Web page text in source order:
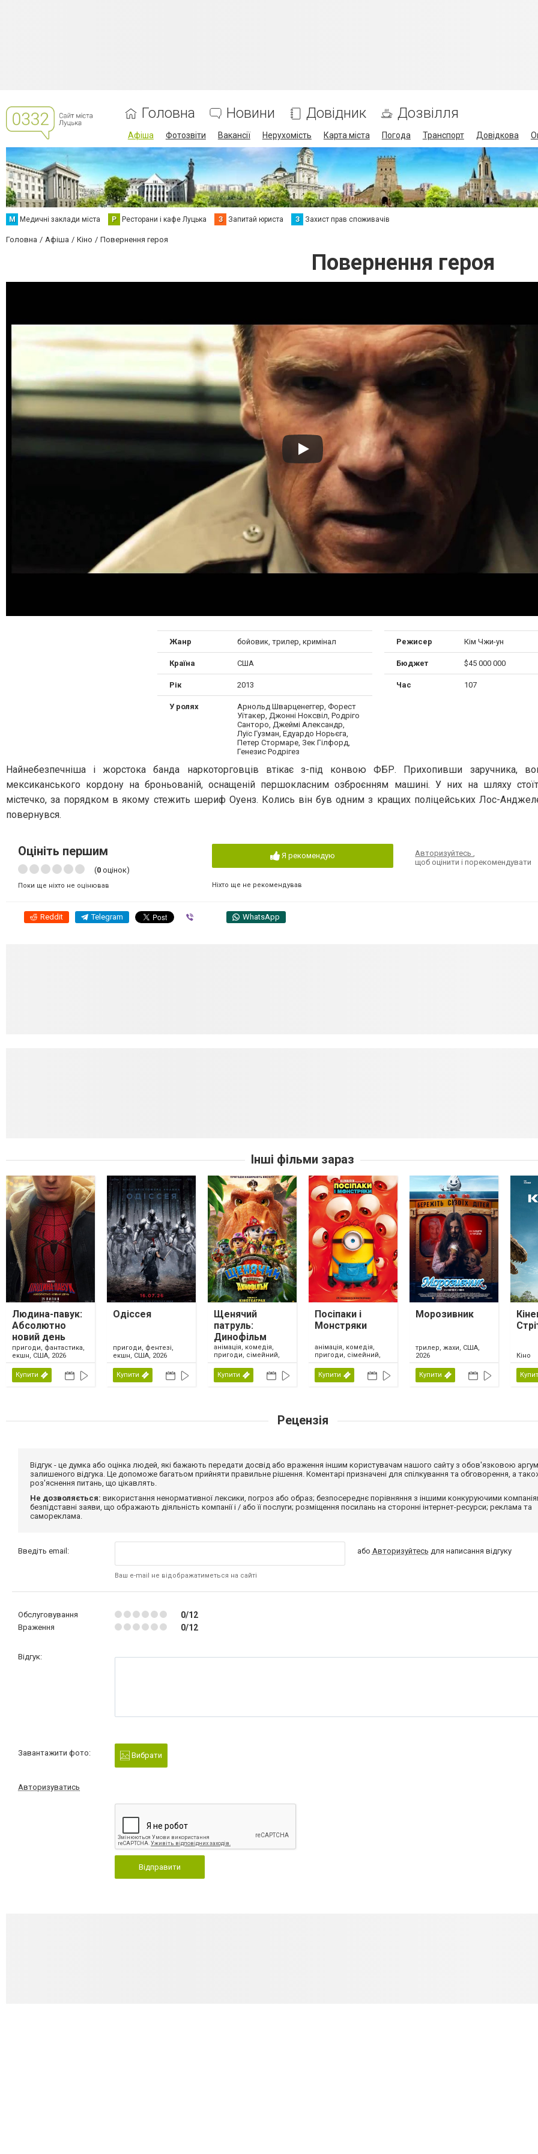
Головна Новини Довідник Дозвілля
Афіша Фотозвіти Вакансії Нерухомість Карта міста Погода Транспорт Довідкова
М Медичні заклади міста Р Ресторани і кафе Луцька З Запитай юриста З Захист прав споживачів
Головна Афіша Кіно Повернення героя
Повернення героя
Жанр бойовик, трилер, кримінал
Країна США
Рік 2013
У ролях
Арнольд Шварценеггер, Форест
Уїтакер, Джонні Ноксвіл, Родріго
Санторо, Джеймі Александр,
Луїс Гузман, Едуардо Норьєга,
Петер Стормаре, Зек Гілфорд,
Генезис Родрігез
Режисер Кім Чжи-ун
Бюджет $45 000 000
Час 107
Найнебезпечніша і жорстока банда наркоторговців втікає з-під конвою ФБР. Прихопивши заручника,
мексиканського кордону на броньованій, оснащеній першокласним озброєнням машині. У них на шляху
містечко, за порядком в якому стежить шериф Оуенз. Колись він був одним з кращих поліцейських Лос-
повернувся.
Оцініть першим
(0 оцінок)
Поки ще ніхто не оцінював
Я рекомендую
Ніхто ще не рекомендував
Авторизуйтесь
щоб оцінити і порекомендувати
Reddit Telegram WhatsApp
Інші фільми зараз
Людина-павук:
Абсолютно
новий день
пригоди, фантастика,
екшн, США, 2026
Купити
Одіссея
пригоди, фентезі,
екшн, США, 2026
Купити
Щенячий
патруль:
Динофільм
анімація, комедія,
пригоди, сімейний,
США, 2026
Купити
Посіпаки і
Монстряки
анімація, комедія,
пригоди, сімейний,
США, 2026
Купити
Морозивник
трилер, жахи, США,
2026
Купити
Кіно
Рецензія
Відгук - це думка або оцінка людей, які бажають передати досвід або враження іншим користувачам нашого сайту з обов'язковою
залишеного відгука. Це допоможе багатьом прийняти правильне рішення. Коментарі призначені для спілкування та обговорення, а
роз'яснення питань, що цікавлять.
Не дозволяється: використання ненормативної лексики, погроз або образ; безпосереднє порівняння з іншими конкуруючими
безпідставні заяви, що ображають діяльність компанії і / або її послуги; розміщення посилань на сторонні інтернет-ресурси; реклама та
самореклама.
Введіть email:
Ваш e-mail не відображатиметься на сайті
або Авторизуйтесь для написання відгуку
Обслуговування 0/12
Враження 0/12
Відгук:
Завантажити фото: Вибрати
Авторизуватись
Відправити